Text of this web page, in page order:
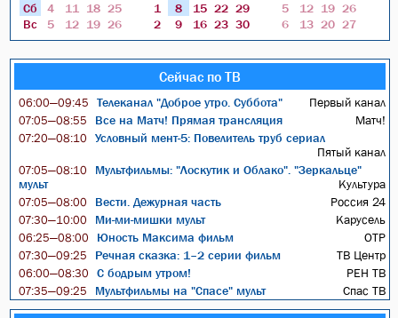
Сб
Вс
4
11 18 25
5
12 19 26
1
8 15 22 29
2
9 16 23 30
5
12 19 26
6
13 20 27
Сейчас по ТВ
06:00—09:45 Телеканал "Доброе утро. Суббота" Первый канал
07:05—08:55 Все на Матч! Прямая трансляция Матч!
07:20—08:10
Условный мент-5: Повелитель труб сериал
Пятый канал
07:05—08:10
Мультфильмы: "Лоскутик и Облако". "Зеркальце"
мульт
Культура
07:05—08:00 Вести. Дежурная часть Россия 24
07:30—10:00 Ми-ми-мишки мульт Карусель
06:25—08:00 Юность Максима фильм ОТР
07:30—09:25 Речная сказка: 1–2 серии фильм ТВ Центр
06:00—08:30 С бодрым утром! РЕН ТВ
07:35—09:25 Мультфильмы на "Спасе" мульт Спас ТВ